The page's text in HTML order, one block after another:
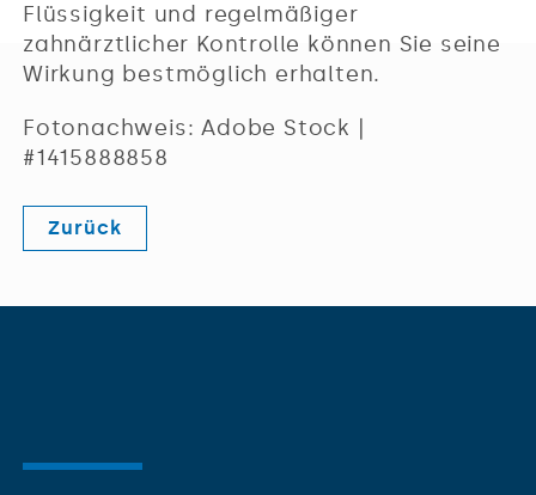
Flüssigkeit und regelmäßiger
zahnärztlicher Kontrolle können Sie seine
Wirkung bestmöglich erhalten.
Fotonachweis: Adobe Stock |
#1415888858
Zurück